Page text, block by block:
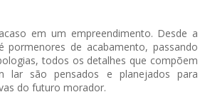
em um empreendimento. Desde a
pormenores de acabamento, passando
todos os detalhes que compõem
são pensados e planejados para
do futuro morador.